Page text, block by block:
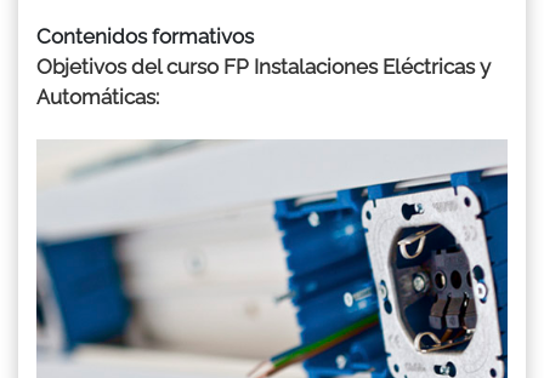
Contenidos formativos
Objetivos del curso FP Instalaciones Eléctricas y
Automáticas: